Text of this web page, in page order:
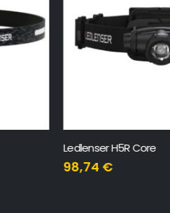
Ledlenser H5R Core
98,74 €